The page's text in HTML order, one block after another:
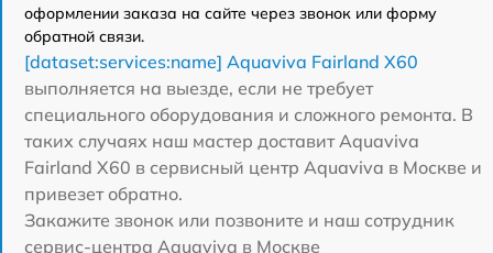
оформлении заказа на сайте через звонок или форму
обратной связи.
[dataset:services:name] Aquaviva Fairland X60
выполняется на выезде, если не требует
специального оборудования и сложного ремонта. В
таких случаях наш мастер доставит Aquaviva
Fairland X60 в сервисный центр Aquaviva в Москве и
привезет обратно.
Закажите звонок или позвоните и наш сотрудник
сервис-центра Aquaviva в Москве